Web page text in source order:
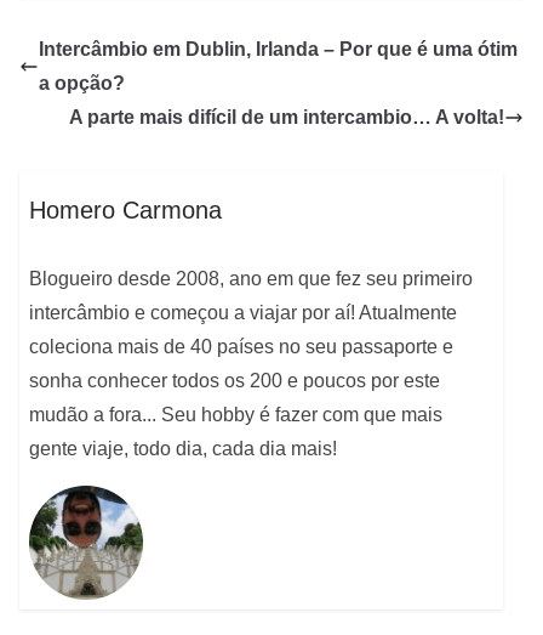
Intercâmbio em Dublin, Irlanda – Por que é uma ótim
a opção?
A parte mais difícil de um intercambio… A volta!
Homero Carmona
Blogueiro desde 2008, ano em que fez seu primeiro
intercâmbio e começou a viajar por aí! Atualmente
coleciona mais de 40 países no seu passaporte e
sonha conhecer todos os 200 e poucos por este
mudão a fora... Seu hobby é fazer com que mais
gente viaje, todo dia, cada dia mais!